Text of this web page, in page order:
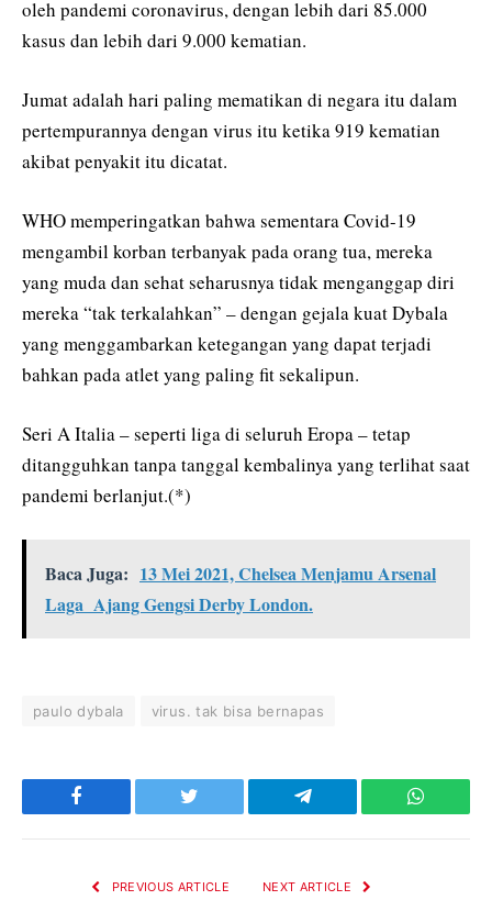
oleh pandemi coronavirus, dengan lebih dari 85.000
kasus dan lebih dari 9.000 kematian.
Jumat adalah hari paling mematikan di negara itu dalam
pertempurannya dengan virus itu ketika 919 kematian
akibat penyakit itu dicatat.
WHO memperingatkan bahwa sementara Covid-19
mengambil korban terbanyak pada orang tua, mereka
yang muda dan sehat seharusnya tidak menganggap diri
mereka “tak terkalahkan” – dengan gejala kuat Dybala
yang menggambarkan ketegangan yang dapat terjadi
bahkan pada atlet yang paling fit sekalipun.
Seri A Italia – seperti liga di seluruh Eropa – tetap
ditangguhkan tanpa tanggal kembalinya yang terlihat saat
pandemi berlanjut.(*)
Baca Juga: 13 Mei 2021, Chelsea Menjamu Arsenal
Laga Ajang Gengsi Derby London.
paulo dybala virus. tak bisa bernapas
Facebook Twitter Telegram
PREVIOUS ARTICLE NEXT ARTICLE